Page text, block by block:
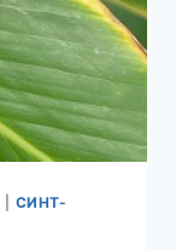
СИНТ-